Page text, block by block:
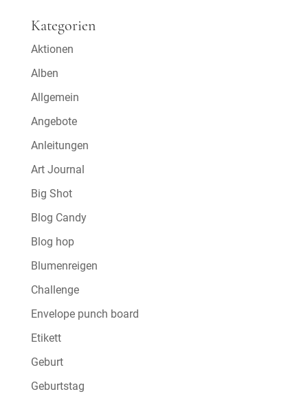
Kategorien
Aktionen
Alben
Allgemein
Angebote
Anleitungen
Art Journal
Big Shot
Blog Candy
Blog hop
Blumenreigen
Challenge
Envelope punch board
Etikett
Geburt
Geburtstag